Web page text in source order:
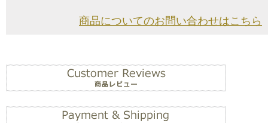
商品についてのお問い合わせはこちら